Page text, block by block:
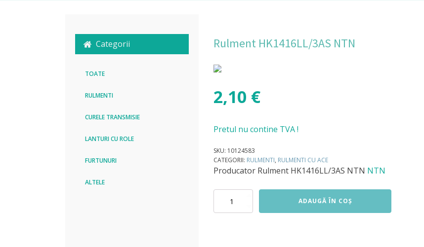
Categorii
TOATE
RULMENTI
CURELE TRANSMISIE
LANTURI CU ROLE
FURTUNURI
ALTELE
Rulment HK1416LL/3AS NTN
2,10 €
Pretul nu contine TVA !
SKU: 10124583
CATEGORII: RULMENTI, RULMENTI CU ACE
Producator Rulment HK1416LL/3AS NTN NTN
Cantitate
ADAUGĂ ÎN COȘ